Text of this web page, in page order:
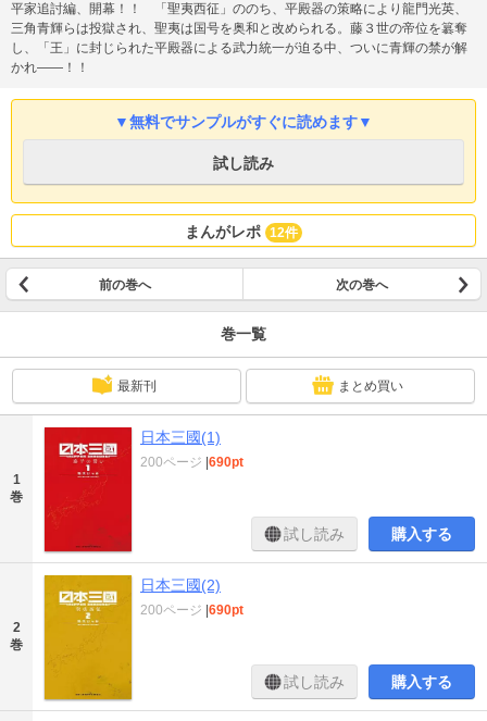
平家追討編、開幕！！ 「聖夷西征」ののち、平殿器の策略により龍門光英、
三角青輝らは投獄され、聖夷は国号を奥和と改められる。藤３世の帝位を簒奪
し、「王」に封じられた平殿器による武力統一が迫る中、ついに青輝の禁が解
かれ――！！
▼無料でサンプルがすぐに読めます▼
試し読み
まんがレポ 12件
前の巻へ 次の巻へ
巻一覧
最新刊 まとめ買い
1
巻
日本三國(1)
200ページ 690pt
試し読み 購入する
2
巻
日本三國(2)
200ページ 690pt
試し読み 購入する